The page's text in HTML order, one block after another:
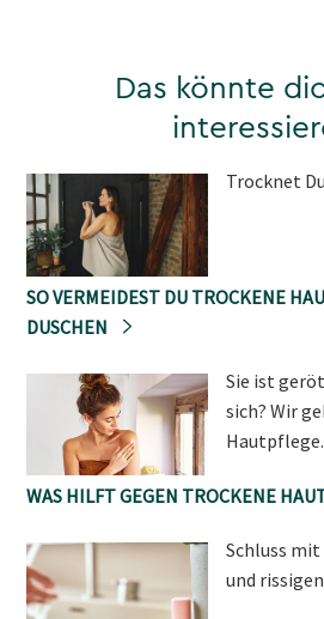
Das könnte
Trocknet
SO VERMEIDEST DU TROCKENE
DUSCHEN
Sie ist
sich? Wir
Hautpflege.
WAS HILFT GEGEN TROCKENE
Schluss
und